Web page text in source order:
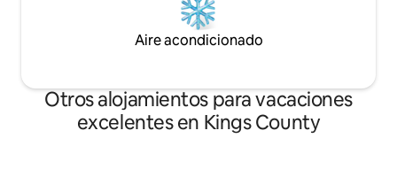
Aire acondicionado
Otros alojamientos para vacaciones
excelentes en Kings County